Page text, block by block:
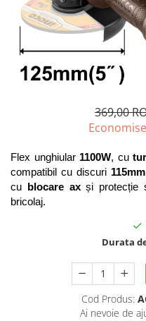
Mașini de șlefuit
Măști de sudură
Nivele cu bulă
Nivelă laser
Polizoare unghiulare
Capsatoare
Drujbă
Accesorii pentru drujbă
Echipamente de protecție
Foarfeci Grădină
Grătare Electrice
Grătare și accesorii
Mașină de tocat carne
Mori electrice
Oale și vase de gătit
369,00
Flex unghiular 1100W, cu
compatibil cu discuri
cu
blocare ax și protecție
bricolaj.
Durata
Cod Produs:
Ai nevoie de